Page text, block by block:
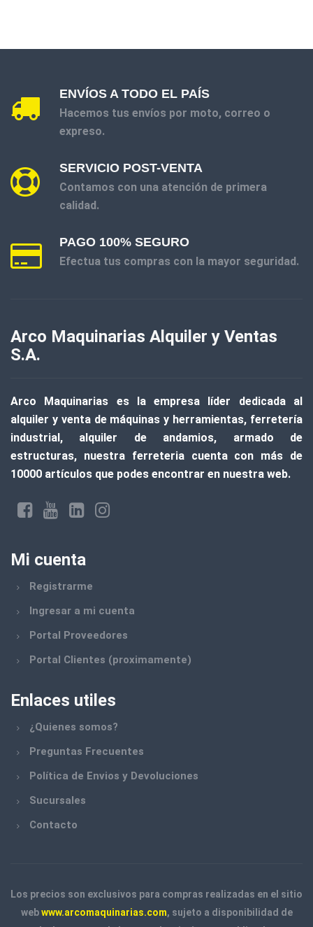
ENVÍOS A TODO EL PAÍS
Hacemos tus envíos por moto, correo o
expreso.
SERVICIO POST-VENTA
Contamos con una atención de primera
calidad.
PAGO 100% SEGURO
Efectua tus compras con la mayor seguridad.
Arco Maquinarias Alquiler y Ventas
S.A.
Arco Maquinarias es la empresa líder dedicada al
alquiler y venta de máquinas y herramientas, ferretería
industrial, alquiler de andamios, armado de
estructuras, nuestra ferreteria cuenta con más de
10000 artículos que podes encontrar en nuestra web.
Mi cuenta
Registrarme
Ingresar a mi cuenta
Portal Proveedores
Portal Clientes (proximamente)
Enlaces utiles
¿Quienes somos?
Preguntas Frecuentes
Política de Envios y Devoluciones
Sucursales
Contacto
Los precios son exclusivos para compras realizadas en el sitio
webwww.arcomaquinarias.com, sujeto a disponibilidad de